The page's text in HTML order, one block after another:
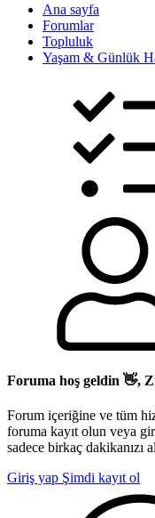
Ana sayfa
Forumlar
Topluluk
Yaşam & Günlük
Foruma hoş geldin 👋,
Forum içeriğine ve tüm
foruma kayıt olun veya
sadece birkaç dakikanızı
Giriş yap Şimdi kayıt ol